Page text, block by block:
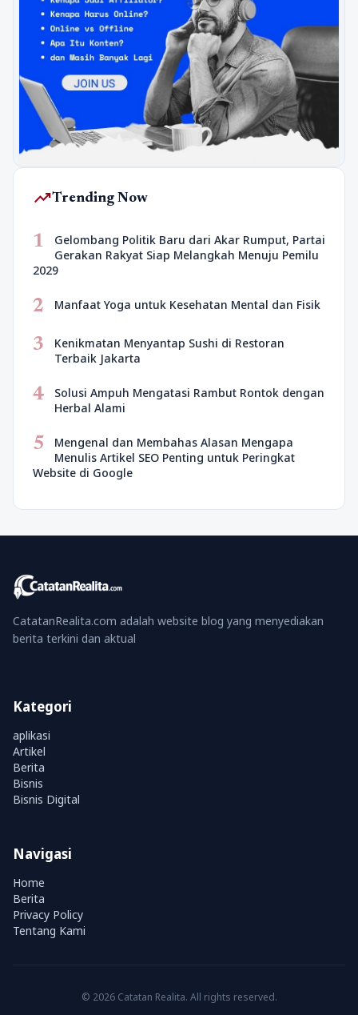
trending_upTrending Now
1
Gelombang Politik Baru dari Akar Rumput, Partai
Gerakan Rakyat Siap Melangkah Menuju Pemilu
2029
2 Manfaat Yoga untuk Kesehatan Mental dan Fisik
3
Kenikmatan Menyantap Sushi di Restoran
Terbaik Jakarta
4
Solusi Ampuh Mengatasi Rambut Rontok dengan
Herbal Alami
5
Mengenal dan Membahas Alasan Mengapa
Menulis Artikel SEO Penting untuk Peringkat
Website di Google
CatatanRealita.com adalah website blog yang menyediakan
berita terkini dan aktual
Kategori
aplikasi
Artikel
Berita
Bisnis
Bisnis Digital
Navigasi
Home
Berita
Privacy Policy
Tentang Kami
© 2026 Catatan Realita. All rights reserved.